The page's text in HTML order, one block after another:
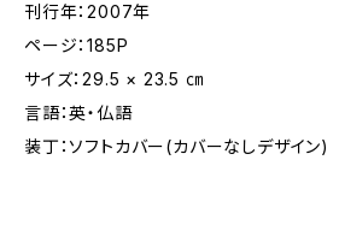
刊行年：2007年
ページ：185P
サイズ：29.5 × 23.5 ㎝
言語：英・仏語
装丁：ソフトカバー(カバーなしデザイン)